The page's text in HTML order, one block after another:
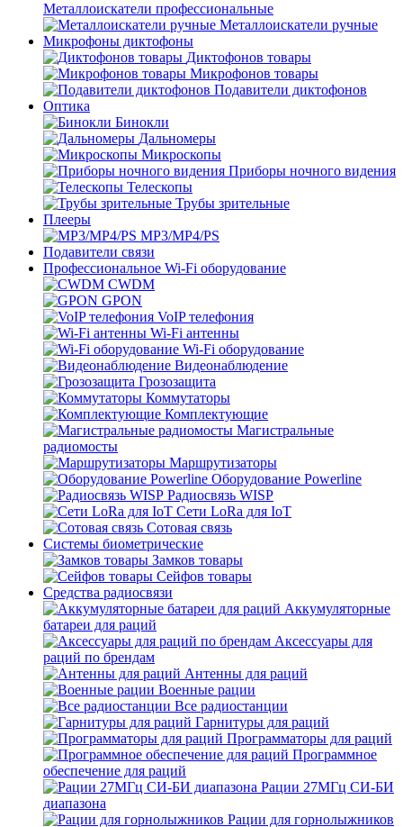
Металлоискатели профессиональные
Металлоискатели ручные
Микрофоны диктофоны
Диктофонов товары
Микрофонов товары
Подавители диктофонов
Оптика
Бинокли
Дальномеры
Микроскопы
Приборы ночного видения
Телескопы
Трубы зрительные
Плееры
MP3/MP4/PS
Подавители связи
Профессиональное Wi-Fi оборудование
CWDM
GPON
VoIP телефония
Wi-Fi антенны
Wi-Fi оборудование
Видеонаблюдение
Грозозащита
Коммутаторы
Комплектующие
Магистральные
радиомосты
Маршрутизаторы
Оборудование Powerline
Радиосвязь WISP
Сети LoRa для IoT
Сотовая связь
Системы биометрические
Замков товары
Сейфов товары
Средства радиосвязи
Аккумуляторные
батареи для раций
Аксессуары для
раций по брендам
Антенны для раций
Военные рации
Все радиостанции
Гарнитуры для раций
Программаторы для раций
Программное
обеспечение для раций
Рации 27МГц СИ-БИ
диапазона
Рации для горнолыжников